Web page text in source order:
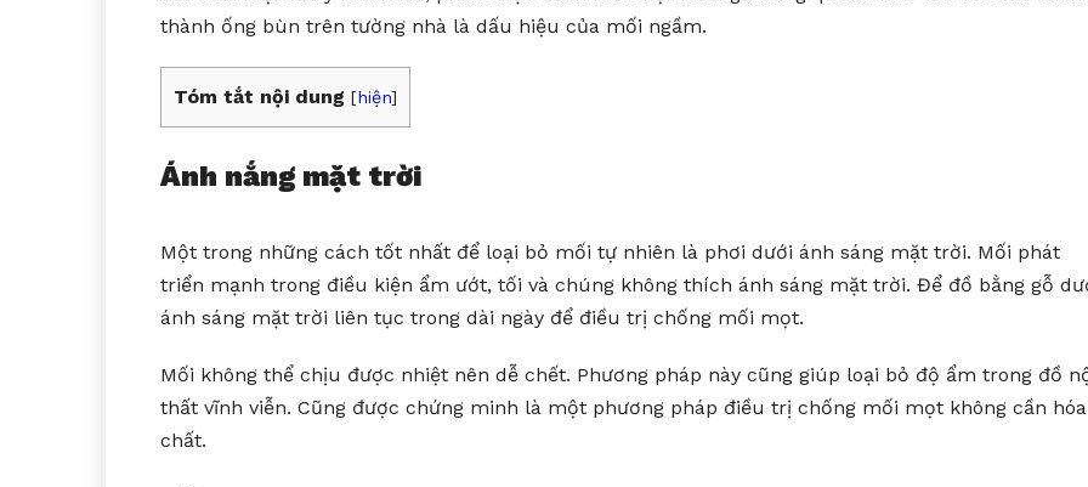
thành ống bùn trên tường nhà là dấu hiệu của mối ngầm.
Tóm tắt nội dung [hiện]
Ánh nắng mặt trời
Một trong những cách tốt nhất để loại bỏ mối tự nhiên là phơi dưới ánh sáng mặt trời. Mối phát
triển mạnh trong điều kiện ẩm ướt, tối và chúng không thích ánh sáng mặt trời. Để đồ bằng gỗ
ánh sáng mặt trời liên tục trong dài ngày để điều trị chống mối mọt.
Mối không thể chịu được nhiệt nên dễ chết. Phương pháp này cũng giúp loại bỏ độ ẩm trong đồ
thất vĩnh viễn. Cũng được chứng minh là một phương pháp điều trị chống mối mọt không cần hóa
chất.